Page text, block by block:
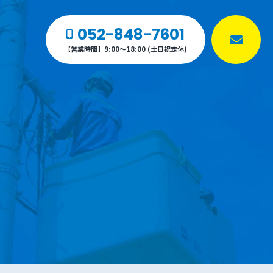
052-848-7601
【営業時間】9:00～18:00 (土日祝定休)